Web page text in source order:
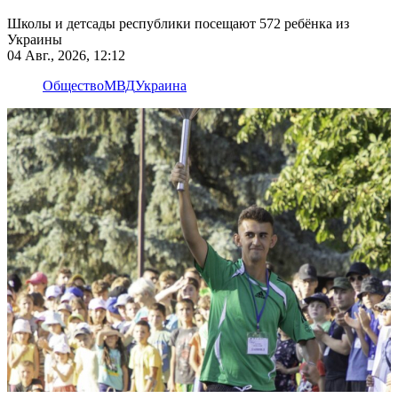
Школы и детсады республики посещают 572 ребёнка из
Украины
04 Авг., 2026, 12:12
ОбществоМВДУкраина